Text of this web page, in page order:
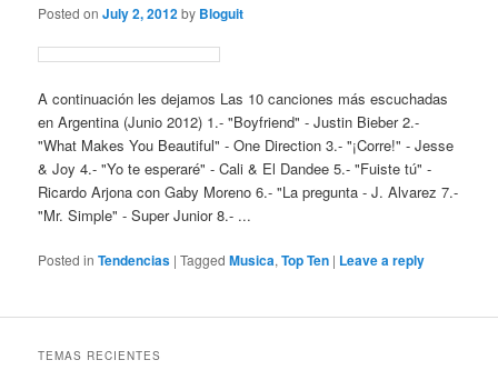
Posted onJuly 2, 2012by Bloguit
A continuación les dejamos Las 10 canciones más escuchadas
en Argentina (Junio 2012) 1.- "Boyfriend" - Justin Bieber 2.-
"What Makes You Beautiful" - One Direction 3.- "¡Corre!" - Jesse
& Joy 4.- "Yo te esperaré" - Cali & El Dandee 5.- "Fuiste tú" -
Ricardo Arjona con Gaby Moreno 6.- "La pregunta - J. Alvarez 7.-
"Mr. Simple" - Super Junior 8.- ...
Posted in Tendencias |Tagged Musica,Top Ten | Leave a reply
TEMAS RECIENTES